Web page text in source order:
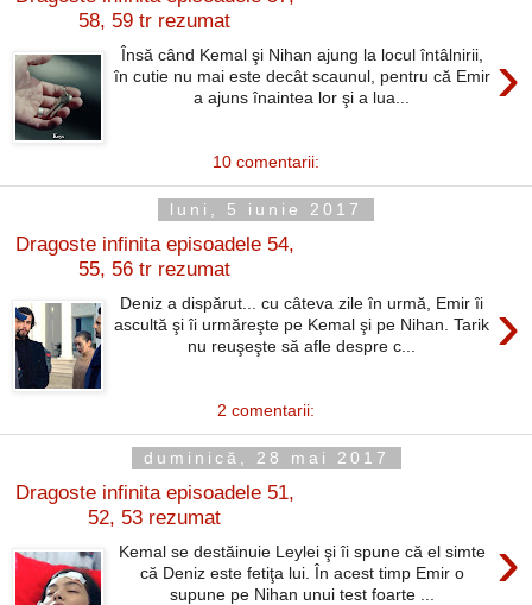
58, 59 tr rezumat
›
Însă când Kemal şi Nihan ajung la locul întâlnirii,
în cutie nu mai este decât scaunul, pentru că Emir
a ajuns înaintea lor şi a lua...
10 comentarii:
luni, 5 iunie 2017
Dragoste infinita episoadele 54,
55, 56 tr rezumat
›
Deniz a dispărut... cu câteva zile în urmă, Emir îi
ascultă şi îi urmăreşte pe Kemal şi pe Nihan. Tarik
nu reuşeşte să afle despre c...
2 comentarii:
duminică, 28 mai 2017
Dragoste infinita episoadele 51,
52, 53 rezumat
›
Kemal se destăinuie Leylei şi îi spune că el simte
că Deniz este fetiţa lui. În acest timp Emir o
supune pe Nihan unui test foarte ...